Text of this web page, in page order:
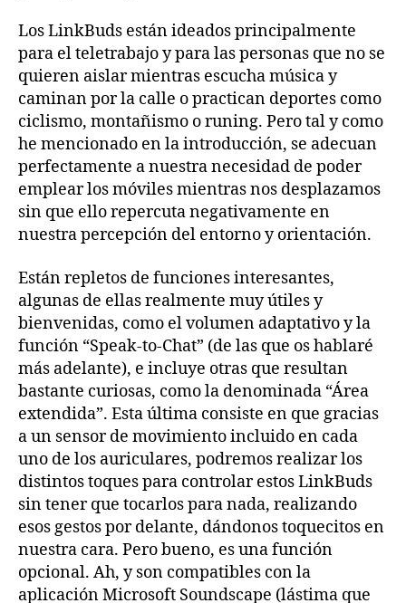
Los LinkBuds están ideados principalmente
para el teletrabajo y para las personas que no se
quieren aislar mientras escucha música y
caminan por la calle o practican deportes como
ciclismo, montañismo o runing. Pero tal y como
he mencionado en la introducción, se adecuan
perfectamente a nuestra necesidad de poder
emplear los móviles mientras nos desplazamos
sin que ello repercuta negativamente en
nuestra percepción del entorno y orientación.
Están repletos de funciones interesantes,
algunas de ellas realmente muy útiles y
bienvenidas, como el volumen adaptativo y la
función “Speak-to-Chat” (de las que os hablaré
más adelante), e incluye otras que resultan
bastante curiosas, como la denominada “Área
extendida”. Esta última consiste en que gracias
a un sensor de movimiento incluido en cada
uno de los auriculares, podremos realizar los
distintos toques para controlar estos LinkBuds
sin tener que tocarlos para nada, realizando
esos gestos por delante, dándonos toquecitos en
nuestra cara. Pero bueno, es una función
opcional. Ah, y son compatibles con la
aplicación Microsoft Soundscape (lástima que